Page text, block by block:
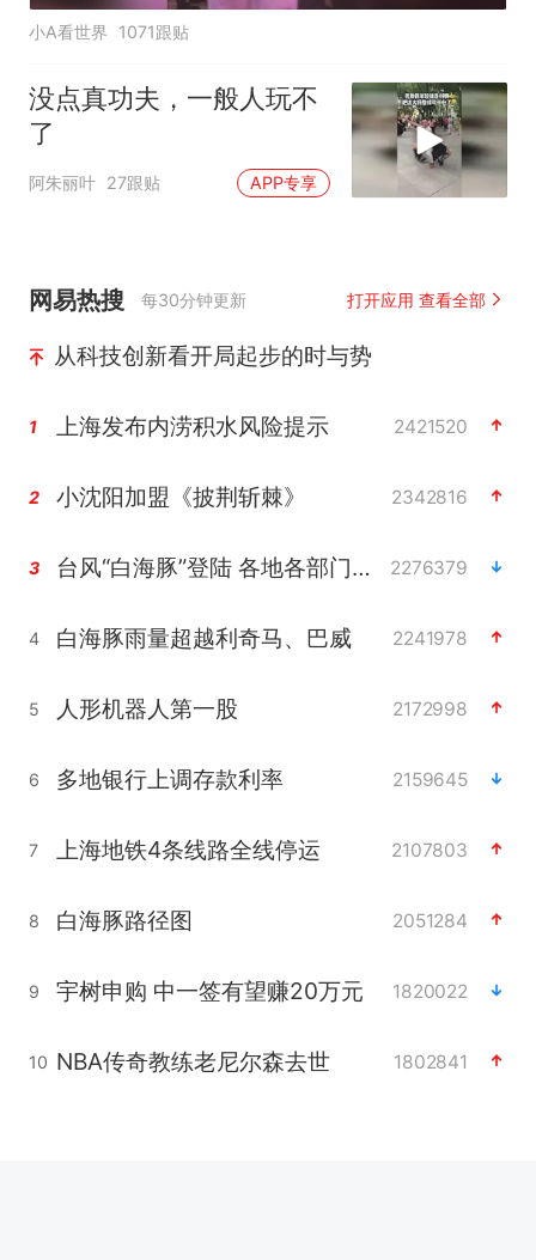
小A看世界 1071跟贴
没点真功夫，一般人玩不
了
阿朱丽叶 27跟贴 APP专享
网易热搜 每30分钟更新 打开应用 查看全部
从科技创新看开局起步的时与势
1 上海发布内涝积水风险提示 2421520
2 小沈阳加盟《披荆斩棘》 2342816
3 台风“白海豚”登陆 各地各部门全力应对 2276379
4 白海豚雨量超越利奇马、巴威 2241978
5 人形机器人第一股 2172998
6 多地银行上调存款利率 2159645
7 上海地铁4条线路全线停运 2107803
8 白海豚路径图 2051284
9 宇树申购 中一签有望赚20万元 1820022
10 NBA传奇教练老尼尔森去世 1802841